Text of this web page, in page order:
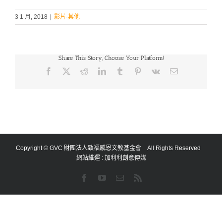
3 1 月, 2018 影片-其他
Share This Story, Choose Your Platform!
Facebook RedditLinkedInTumblr Pinterest
Vk Email:
Copyright © GVC 財團法人致福感恩文教基金會 All Rights Reserved
網站維運 : 加利利創意傳媒
FacebookYouTube
Email: